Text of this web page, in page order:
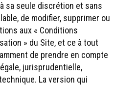
sa seule discrétion et sans
de modifier, supprimer ou
aux « Conditions
» du Site, et ce à tout
de prendre en compte
jurisprudentielle,
La version qui